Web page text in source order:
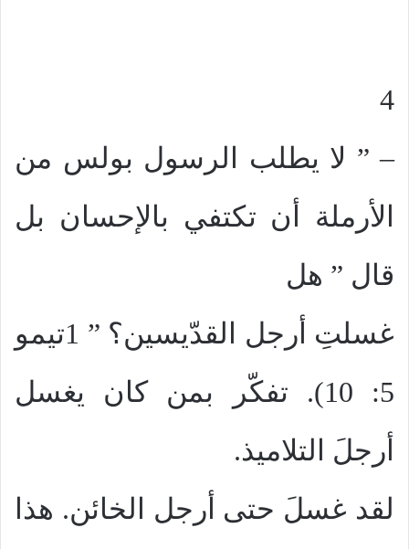
4
– ” لا يطلب الرسول بولس من
الأرملة أن تكتفي بالإحسان بل
قال ” هل
غسلتِ أرجل القدّيسين؟ ” 1تيمو
5: 10). تفكّر بمن كان يغسل
أرجلَ التلاميذ.
لقد غسلَ حتى أرجل الخائن. هذا